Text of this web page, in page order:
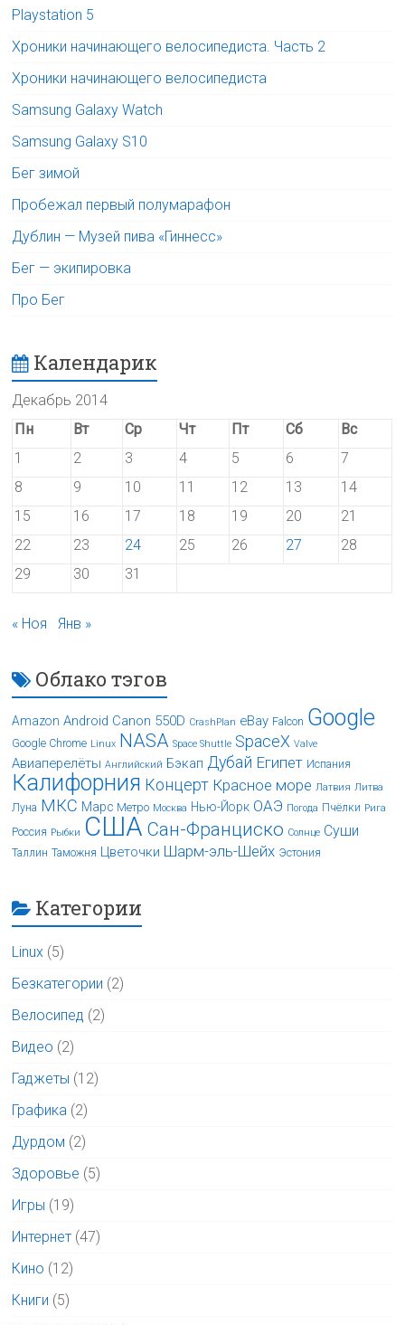
Playstation 5
Хроники начинающего велосипедиста. Часть 2
Хроники начинающего велосипедиста
Samsung Galaxy Watch
Samsung Galaxy S10
Бег зимой
Пробежал первый полумарафон
Дублин — Музей пива «Гиннесс»
Бег — экипировка
Про Бег
Календарик
Декабрь 2014
Пн
Вт Ср Чт Пт Сб
Вс
1
2 3 4 5 6
7
8
9 10 11 12 13
14
15
16 17 18 19 20
21
22
23 24 25 26 27
28
29
30 31
« Ноя Янв »
Облако тэгов
Amazon Android Canon 550D CrashPlan eBay Falcon Google
Google Chrome Linux NASA Space Shuttle SpaceX Valve
Авиаперелёты Английский Бэкап Дубай Египет Испания
Калифорния Концерт Красное море Латвия Литва
Луна МКС Марс Метро Москва Нью-Йорк ОАЭ Погода Пчёлки Рига
Россия Рыбки США Сан-Франциско Солнце Суши
Таллин Таможня Цветочки Шарм-эль-Шейх Эстония
Категории
Linux (5)
Безкатегории (2)
Велосипед (2)
Видео (2)
Гаджеты (12)
Графика (2)
Дурдом (2)
Здоровье (5)
Игры (19)
Интернет (47)
Кино (12)
Книги (5)